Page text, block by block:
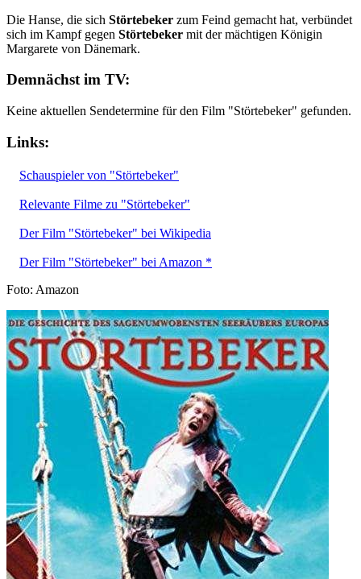
Die Hanse, die sich Störtebeker zum Feind gemacht hat, verbündet
sich im Kampf gegen Störtebeker mit der mächtigen Königin
Margarete von Dänemark.
Demnächst im TV:
Keine aktuellen Sendetermine für den Film "Störtebeker" gefunden.
Links:
Schauspieler von "Störtebeker"
Relevante Filme zu "Störtebeker"
Der Film "Störtebeker" bei Wikipedia
Der Film "Störtebeker" bei Amazon *
Foto: Amazon